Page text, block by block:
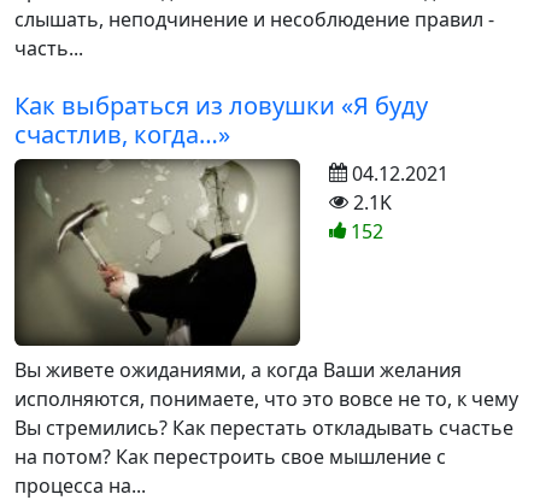
слышать, неподчинение и несоблюдение правил -
часть...
Как выбраться из ловушки «Я буду
счастлив, когда…»
Вы живете ожиданиями, а когда Ваши желания
исполняются, понимаете, что это вовсе не то, к чему
Вы стремились? Как перестать откладывать счастье
на потом? Как перестроить свое мышление с
процесса на...
04.12.2021
2.1K
152